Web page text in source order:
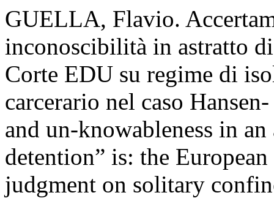
GUELLA, Flavio.
inconoscibilità in astratto
Corte EDU su regime di
carcerario nel caso
and un-knowableness in
detention” is: the
judgment on solitary